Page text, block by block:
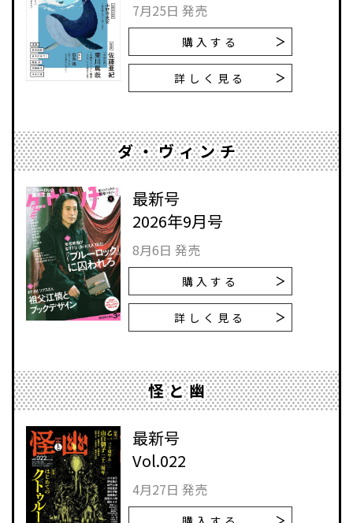
7月25日 発売
購入する
詳しく見る
ダ・ヴィンチ
最新号
2026年9月号
8月6日 発売
購入する
詳しく見る
怪と幽
最新号
Vol.022
4月27日 発売